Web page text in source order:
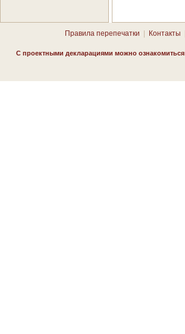
Правила перепечатки Контакты
С проектными декларациями можно ознакомиться